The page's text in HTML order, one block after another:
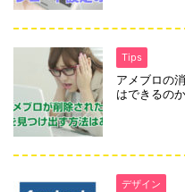
Tips
アメブロの
はできるの
デザイン